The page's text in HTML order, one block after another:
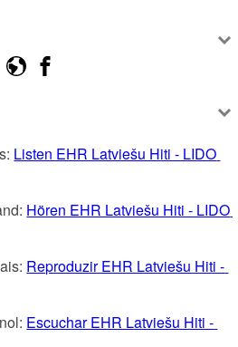
Listen EHR Latviešu Hiti - LIDO
Hören EHR Latviešu Hiti - LIDO
Reproduzir EHR Latviešu Hiti -
Escuchar EHR Latviešu Hiti -